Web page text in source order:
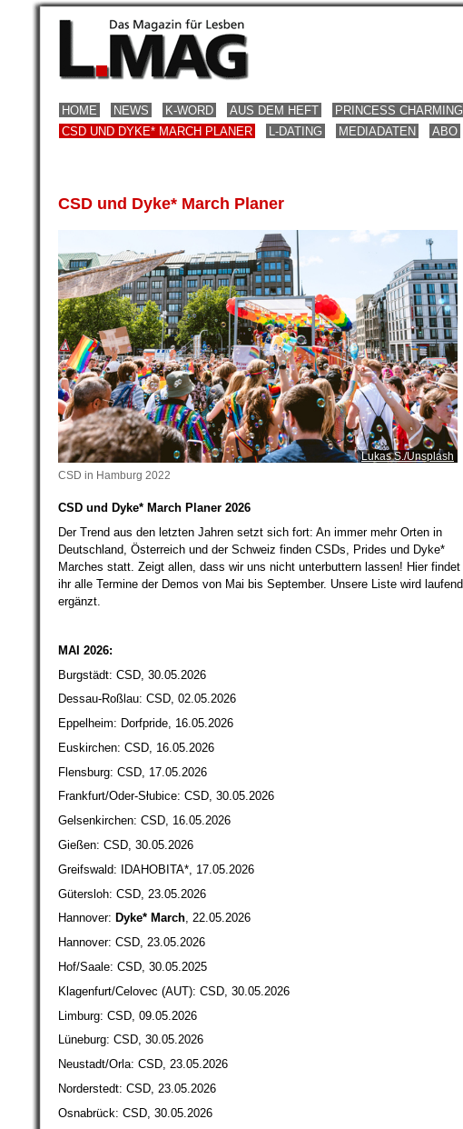
HOME NEWS K-WORD AUS DEM HEFT
PRINCESS CHARMING
CSD UND DYKE* MARCH PLANER
L-DATING MEDIADATEN ABO
CSD und Dyke* March Planer
Lukas S./Unsplash
CSD in Hamburg 2022
CSD und Dyke* March Planer 2026
Der Trend aus den letzten Jahren setzt sich fort: An immer mehr Orten in
Deutschland, Österreich und der Schweiz finden CSDs, Prides und Dyke*
Marches statt. Zeigt allen, dass wir uns nicht unterbuttern lassen! Hier findet
ihr alle Termine der Demos von Mai bis September. Unsere Liste wird laufend
ergänzt.
MAI 2026:
Burgstädt: CSD, 30.05.2026
Dessau-Roßlau: CSD, 02.05.2026
Eppelheim: Dorfpride, 16.05.2026
Euskirchen: CSD, 16.05.2026
Flensburg: CSD, 17.05.2026
Frankfurt/Oder-Słubice: CSD, 30.05.2026
Gelsenkirchen: CSD, 16.05.2026
Gießen: CSD, 30.05.2026
Greifswald: IDAHOBITA*, 17.05.2026
Gütersloh: CSD, 23.05.2026
Hannover: Dyke* March, 22.05.2026
Hannover: CSD, 23.05.2026
Hof/Saale: CSD, 30.05.2025
Klagenfurt/Celovec (AUT): CSD, 30.05.2026
Limburg: CSD, 09.05.2026
Lüneburg: CSD, 30.05.2026
Neustadt/Orla: CSD, 23.05.2026
Norderstedt: CSD, 23.05.2026
Osnabrück: CSD, 30.05.2026